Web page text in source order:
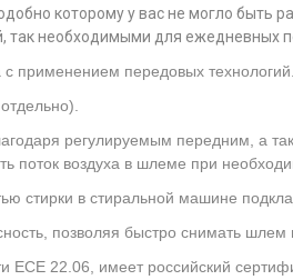
которому у вас не могло быть
так необходимыми для ежедневных
применением передовых
регулируемым передним, а
поток воздуха в шлеме при
стирки в стиральной машине
позволяя быстро снимать шлем
22.06, имеет российский